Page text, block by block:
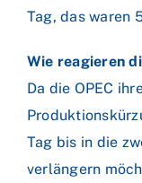
Tag, das waren
Wie reagieren
Da die OPEC
Tag bis in die
verlängern